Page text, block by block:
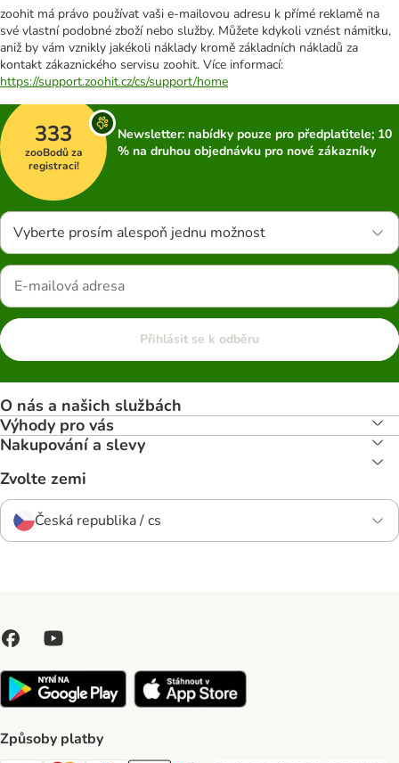
zoohit má právo používat vaši e-mailovou adresu k přímé reklamě na
své vlastní podobné zboží nebo služby. Můžete kdykoli vznést námitku,
aniž by vám vznikly jakékoli náklady kromě základních nákladů za
kontakt zákaznického servisu zoohit. Více informací:
https://support.zoohit.cz/cs/support/home
333
zooBodů za
registraci!
Newsletter: nabídky pouze pro předplatitele; 10
% na druhou objednávku pro nové zákazníky
Vyberte prosím alespoň jednu možnost
Přihlásit se k odběru
O nás a našich službách
Výhody pro vás
Nakupování a slevy
Zvolte zemi
Česká republika / cs
Způsoby platby